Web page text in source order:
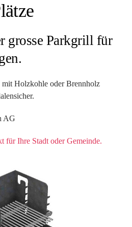
grosse Parkgrill für
Holzkohle oder Brennholz
AG
für Ihre Stadt oder Gemeinde.